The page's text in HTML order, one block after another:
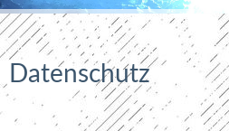
Datenschutz